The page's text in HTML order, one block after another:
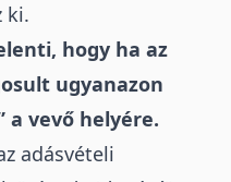
ki.
hogy ha az
ugyanazon
vevő helyére.
adásvételi